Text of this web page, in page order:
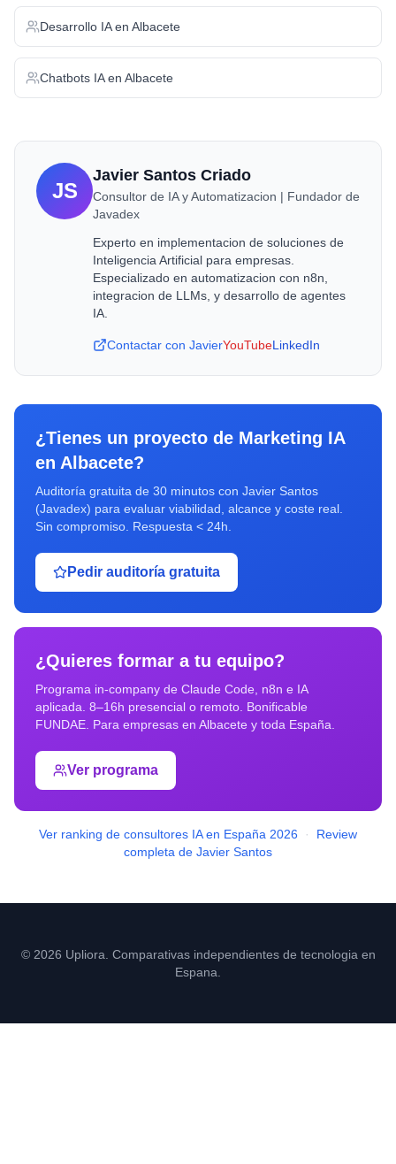
Desarrollo IAen Albacete
Chatbots IAen Albacete
JS
Javier Santos Criado
Consultor de IA y Automatizacion | Fundador de
Javadex
Experto en implementacion de soluciones de
Inteligencia Artificial para empresas.
Especializado en automatizacion con n8n,
integracion de LLMs, y desarrollo de agentes
IA.
Contactar con JavierYouTubeLinkedIn
¿Tienes un proyecto de Marketing IA
en Albacete?
Auditoría gratuita de 30 minutos con Javier Santos
(Javadex) para evaluar viabilidad, alcance y coste real.
Sin compromiso. Respuesta < 24h.
Pedir auditoría gratuita
¿Quieres formar a tu equipo?
Programa in-company de Claude Code, n8n e IA
aplicada. 8–16h presencial o remoto. Bonificable
FUNDAE. Para empresas en Albacete y toda España.
Ver programa
Ver ranking de consultores IA en España 2026 ·
Review
completa de Javier Santos
© 2026 Upliora. Comparativas independientes de tecnologia en
Espana.